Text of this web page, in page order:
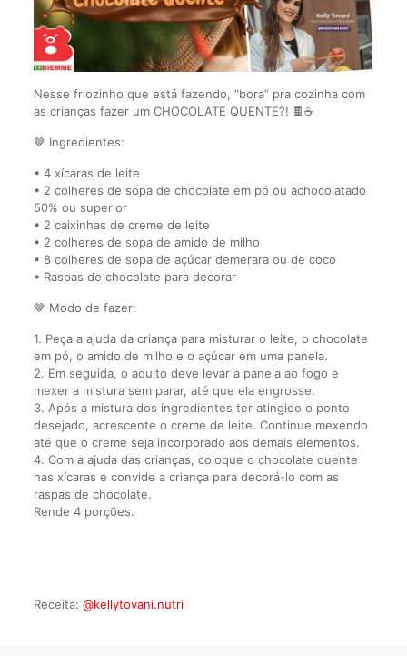
Nesse friozinho que está fazendo, “bora” pra cozinha com
as crianças fazer um CHOCOLATE QUENTE?! 🍫☕
🤎 Ingredientes:
• 4 xícaras de leite
• 2 colheres de sopa de chocolate em pó ou achocolatado
50% ou superior
• 2 caixinhas de creme de leite
• 2 colheres de sopa de amido de milho
• 8 colheres de sopa de açúcar demerara ou de coco
• Raspas de chocolate para decorar
🤎 Modo de fazer:
1. Peça a ajuda da criança para misturar o leite, o chocolate
em pó, o amido de milho e o açúcar em uma panela.
2. Em seguida, o adulto deve levar a panela ao fogo e
mexer a mistura sem parar, até que ela engrosse.
3. Após a mistura dos ingredientes ter atingido o ponto
desejado, acrescente o creme de leite. Continue mexendo
até que o creme seja incorporado aos demais elementos.
4. Com a ajuda das crianças, coloque o chocolate quente
nas xícaras e convide a criança para decorá-lo com as
raspas de chocolate.
Rende 4 porções.
Receita: @kellytovani.nutri